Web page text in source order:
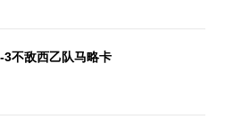
不敌西乙队马略卡